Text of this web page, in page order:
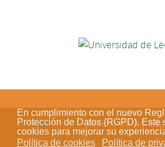
En cumplimiento con el nuevo
Protección de Datos (RGPD). Este
cookies para mejorar su
Política de cookies
Política de
Acceso de los